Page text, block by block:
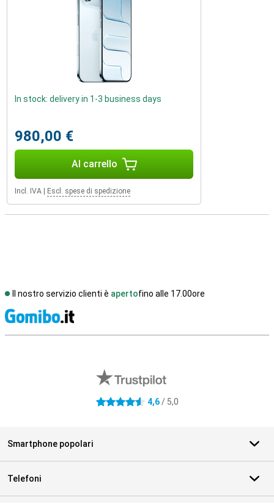
In stock: delivery in 1-3 business days
980,00 €
Al carrello
Incl. IVA Escl. spese di spedizione
Il nostro servizio clienti è apertofino alle 17.00ore
4.6 stelle 4,6/ 5,0
Smartphone popolari
Telefoni